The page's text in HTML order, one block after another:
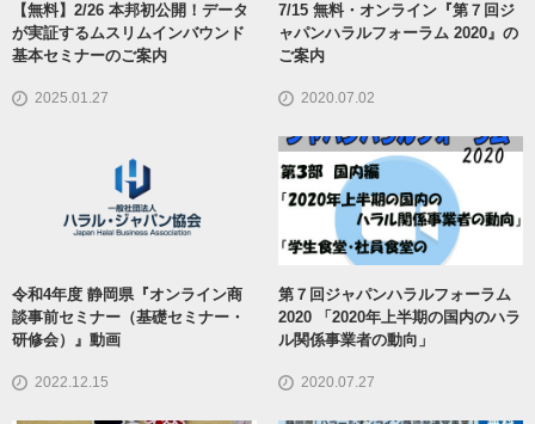
【無料】2/26 本邦初公開！データ
が実証するムスリムインバウンド
基本セミナーのご案内
2025.01.27
7/15 無料・オンライン『第７回ジ
ャパンハラルフォーラム 2020』の
ご案内
2020.07.02
令和4年度 静岡県『オンライン商
談事前セミナー（基礎セミナー・
研修会）』動画
2022.12.15
第７回ジャパンハラルフォーラム
2020 「2020年上半期の国内のハラ
ル関係事業者の動向」
2020.07.27